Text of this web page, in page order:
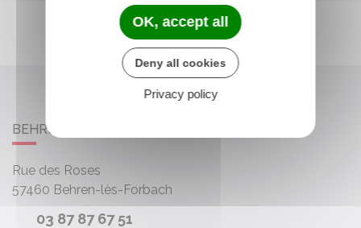
BEHREN-LÈS-FORBACH
Rue des Roses
57460 Behren-lès-Forbach
03 87 87 67 51
OK, accept all
Deny all cookies
Privacy policy